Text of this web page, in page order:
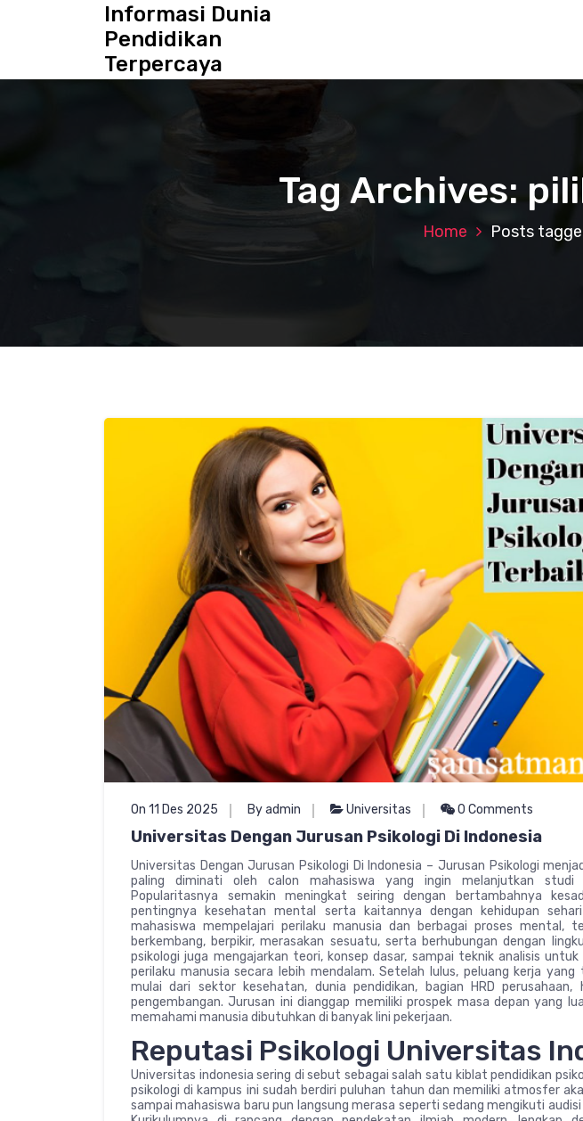
Informasi Dunia
Pendidikan
Terpercaya
Tag Archives:
Home Posts
On 11 Des 2025 By admin Universitas 0 Comments
Universitas Dengan Jurusan Psikologi Di Indonesia
Universitas Dengan Jurusan Psikologi Di Indonesia – Jurusan Psikologi
paling diminati oleh calon mahasiswa yang ingin melanjutkan studi
Popularitasnya semakin meningkat seiring dengan bertambahnya
pentingnya kesehatan mental serta kaitannya dengan kehidupan
mahasiswa mempelajari perilaku manusia dan berbagai proses mental,
berkembang, berpikir, merasakan sesuatu, serta berhubungan dengan
psikologi juga mengajarkan teori, konsep dasar, sampai teknik analisis
perilaku manusia secara lebih mendalam. Setelah lulus, peluang kerja yang
mulai dari sektor kesehatan, dunia pendidikan, bagian HRD
pengembangan. Jurusan ini dianggap memiliki prospek masa depan yang
memahami manusia dibutuhkan di banyak lini pekerjaan.
Reputasi Psikologi Universitas
Universitas indonesia sering di sebut sebagai salah satu kiblat pendidikan
psikologi di kampus ini sudah berdiri puluhan tahun dan memiliki atmosfer
sampai mahasiswa baru pun langsung merasa seperti sedang mengikuti